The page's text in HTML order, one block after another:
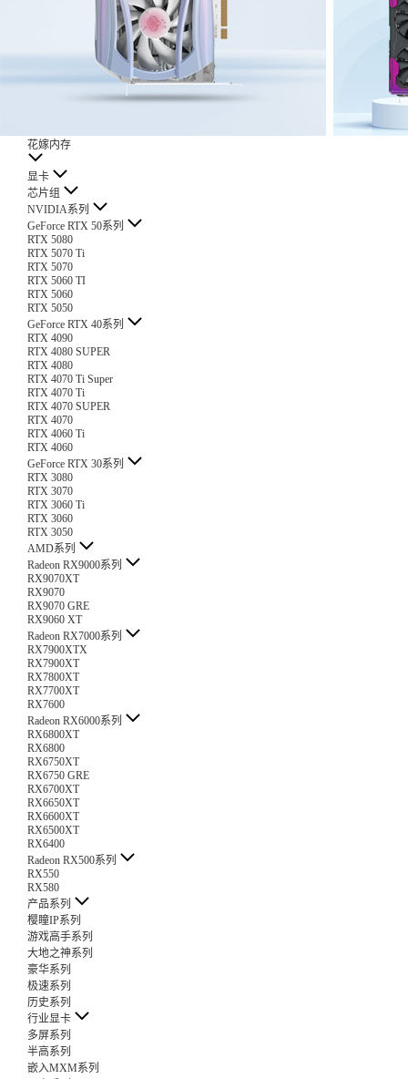
花嫁内存
显卡
芯片组
NVIDIA系列
GeForce RTX 50系列
RTX 5080
RTX 5070 Ti
RTX 5070
RTX 5060 TI
RTX 5060
RTX 5050
GeForce RTX 40系列
RTX 4090
RTX 4080 SUPER
RTX 4080
RTX 4070 Ti Super
RTX 4070 Ti
RTX 4070 SUPER
RTX 4070
RTX 4060 Ti
RTX 4060
GeForce RTX 30系列
RTX 3080
RTX 3070
RTX 3060 Ti
RTX 3060
RTX 3050
AMD系列
Radeon RX9000系列
RX9070XT
RX9070
RX9070 GRE
RX9060 XT
Radeon RX7000系列
RX7900XTX
RX7900XT
RX7800XT
RX7700XT
RX7600
Radeon RX6000系列
RX6800XT
RX6800
RX6750XT
RX6750 GRE
RX6700XT
RX6650XT
RX6600XT
RX6500XT
RX6400
Radeon RX500系列
RX550
RX580
产品系列
樱瞳IP系列
游戏高手系列
大地之神系列
豪华系列
极速系列
历史系列
行业显卡
多屏系列
半高系列
嵌入MXM系列